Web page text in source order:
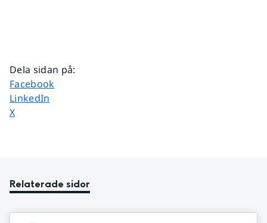
Dela sidan på:
Dela sidan på
Facebook
Dela sidan på
LinkedIn
Dela sidan på
X
Relaterade sidor